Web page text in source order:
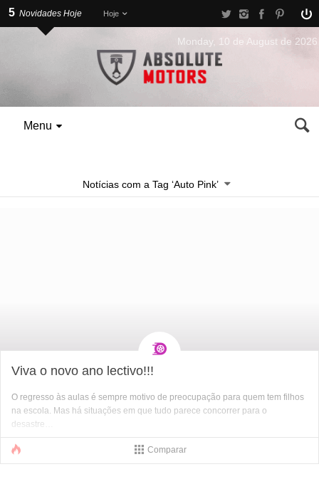
5 Novidades Hoje Hoje
Monday, 10 de August de 2026
Menu
Notícias com a Tag ‘Auto Pink’
Viva o novo ano lectivo!!!
O regresso às aulas é sempre motivo de preocupação para quem tem filhos
na escola. Mas há situações em que tudo parece concorrer para o
desastre…
Comparar